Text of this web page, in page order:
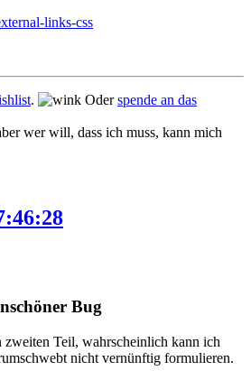
links-css
. Oderspende an das
wer will, dass ich muss, kann mich
Bug
zweiten Teil, wahrscheinlich kann ich
nicht vernünftig formulieren.